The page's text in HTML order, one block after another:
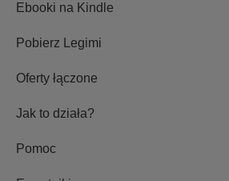
Ebooki na Kindle
Pobierz Legimi
Oferty łączone
Jak to działa?
Pomoc